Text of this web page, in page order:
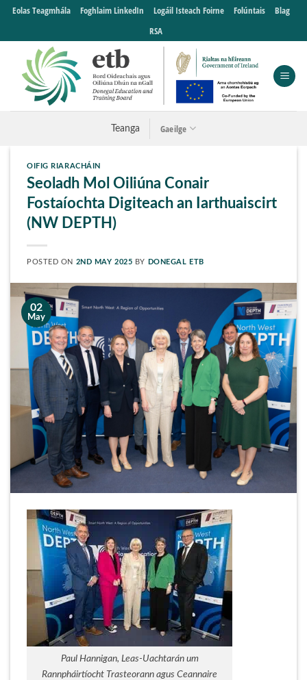
Skip
content
Eolas Teagmhála Foghlaim LinkedIn Logáil Isteach Foirne Folúntais
Blag
RSA
Teanga Gaeilge
OIFIG RIARACHÁIN
Seoladh Mol Oiliúna Conair
Fostaíochta Digiteach an Iarthuaiscirt
(NW DEPTH)
POSTED ON 2ND MAY 2025 BY DONEGAL ETB
02
May
Paul Hannigan, Leas-Uachtarán um
Rannpháirtíocht Trasteorann agus Ceannaire